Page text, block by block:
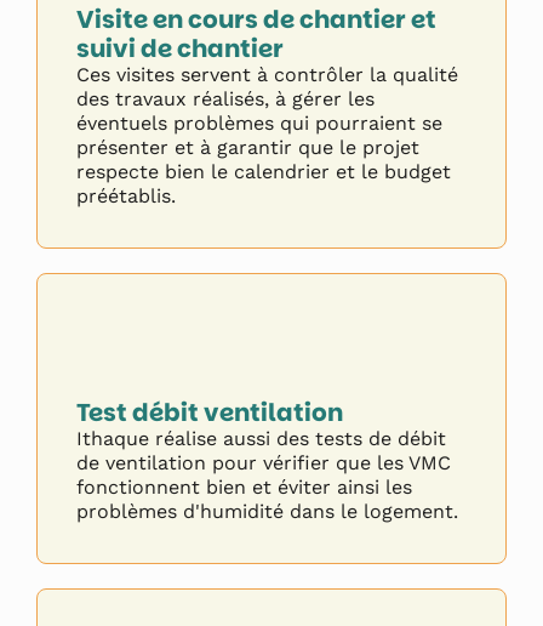
Visite en cours de chantier et
suivi de chantier
Ces visites servent à contrôler la qualité
des travaux réalisés, à gérer les
éventuels problèmes qui pourraient se
présenter et à garantir que le projet
respecte bien le calendrier et le budget
préétablis.
Test débit ventilation
Ithaque réalise aussi des tests de débit
de ventilation pour vérifier que les VMC
fonctionnent bien et éviter ainsi les
problèmes d'humidité dans le logement.